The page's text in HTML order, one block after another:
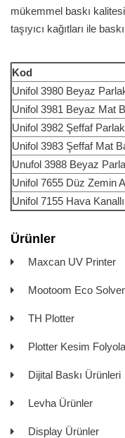
mükemmel baskı
taşıyıcı kağıtları ile
Kod
Unifol 3980 Beyaz
Unifol 3981 Beyaz Mat
Unifol 3982 Şeffaf
Unifol 3983 Şeffaf Mat
Unufol 3988 Beyaz
Unifol 7655 Düz Zemin
Unifol 7155 Hava
Ürünler
Maxcan UV Printer
Mootoom Eco
TH Plotter
Plotter Kesim
Dijital Baskı Ürünleri
Levha Ürünler
Display Ürünler